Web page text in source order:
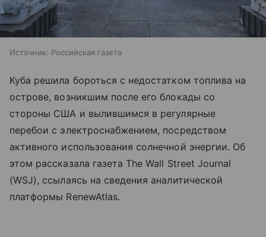
Источник: Российская газета
Куба решила бороться с недостатком топлива на
острове, возникшим после его блокады со
стороны США и вылившимся в регулярные
перебои с электроснабжением, посредством
активного использования солнечной энергии. Об
этом рассказала газета The Wall Street Journal
(WSJ), ссылаясь на сведения аналитической
платформы RenewAtlas.